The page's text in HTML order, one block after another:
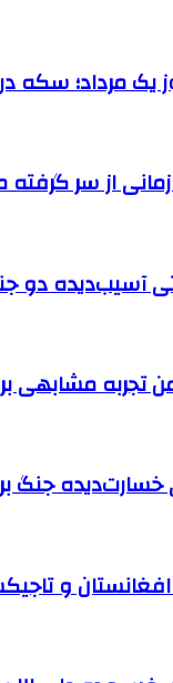
سکه در مرز ۱۸۹
از سر
تجربه مشابهی
افغانستان و